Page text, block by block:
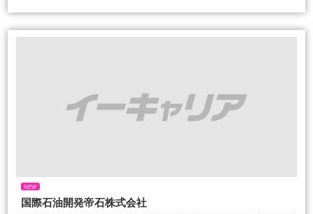
NEW
国際石油開発帝石株式会社